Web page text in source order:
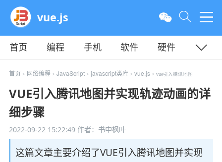
vue.js
首页 编程 手机 软件
硬件
教程
平面 服务器
首页 > 网络编程 > JavaScript> javascript类库> vue.js> vue引入腾讯地图
VUE引入腾讯地图并实现轨迹动画的详
细步骤
2022-09-22 15:22:49作者：书中枫叶
这篇文章主要介绍了VUE引入腾讯地图并实现